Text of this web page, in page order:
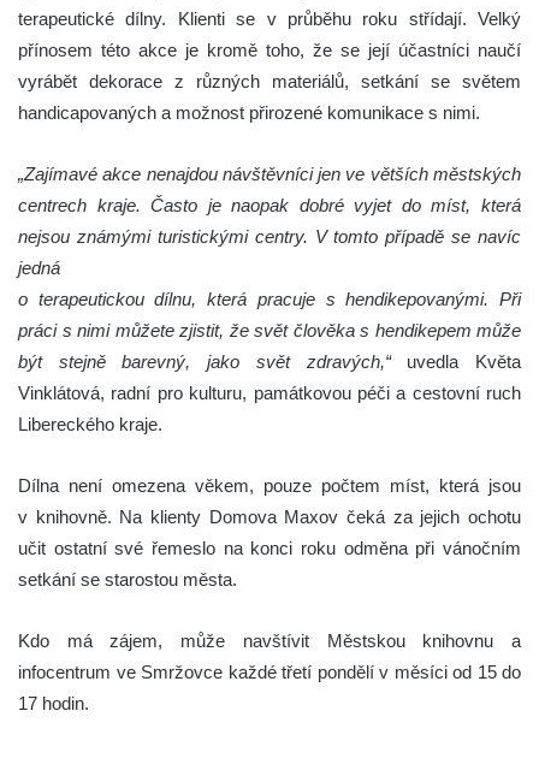
terapeutické dílny. Klienti se v průběhu roku střídají. Velký
přínosem této akce je kromě toho, že se její účastníci naučí
vyrábět dekorace z různých materiálů, setkání se světem
handicapovaných a možnost přirozené komunikace s nimi.
„Zajímavé akce nenajdou návštěvníci jen ve větších městských
centrech kraje. Často je naopak dobré vyjet do míst, která
nejsou známými turistickými centry. V tomto případě se navíc
jedná
o terapeutickou dílnu, která pracuje s hendikepovanými. Při
práci s nimi můžete zjistit, že svět člověka s hendikepem může
být stejně barevný, jako svět zdravých,“uvedla Květa
Vinklátová, radní pro kulturu, památkovou péči a cestovní ruch
Libereckého kraje.
Dílna není omezena věkem, pouze počtem míst, která jsou
v knihovně. Na klienty Domova Maxov čeká za jejich ochotu
učit ostatní své řemeslo na konci roku odměna při vánočním
setkání se starostou města.
Kdo má zájem, může navštívit Městskou knihovnu a
infocentrum ve Smržovce každé třetí pondělí v měsíci od 15 do
17 hodin.